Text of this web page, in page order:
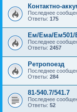
Контактно-
Последнее
Ответы: 175
Ем/Ема/Ем501/
Последнее
Ответы: 2457
Ретропоезд
Последнее
Ответы: 284
81-540.7/541.7
Последнее
Ответы: 52